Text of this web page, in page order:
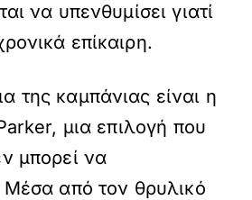
να υπενθυμίσει γιατί
επίκαιρη.
της καμπάνιας είναι η
μια επιλογή που
μπορεί να
Μέσα από τον θρυλικό